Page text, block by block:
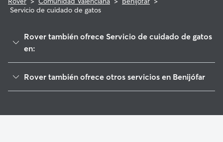
Servicio de cuidado de gatos
Rover también ofrece Servicio de cuidado de gatos
en:
Daya Nueva
Rover también ofrece otros servicios en Benijófar